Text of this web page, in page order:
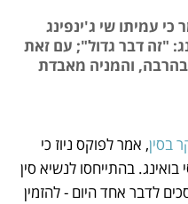
עמיתו שי ג'ינפינג
בואינג: "זה דבר גדול"; עם זאת
בהרבה, והמניה מאבדת
בסין